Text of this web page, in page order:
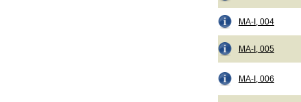
MA-I, 004
MA-I, 005
MA-I, 006